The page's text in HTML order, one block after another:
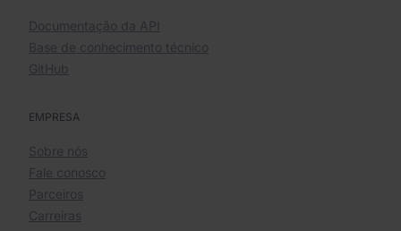
Documentação da API
Base de conhecimento técnico
GitHub
EMPRESA
Sobre nós
Fale conosco
Parceiros
Carreiras